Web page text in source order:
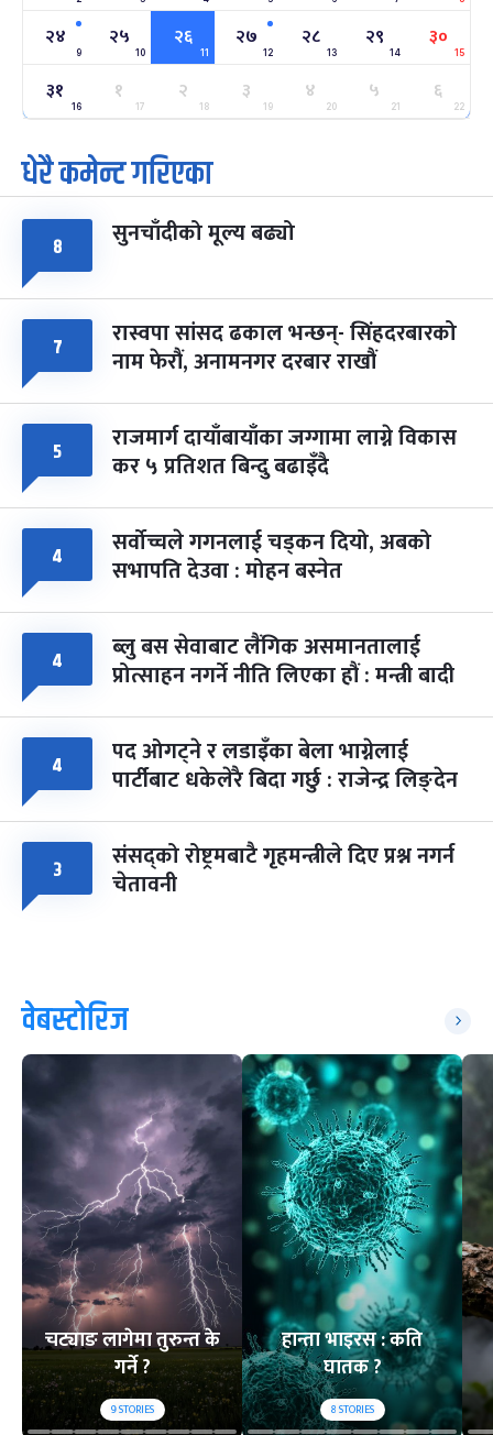
सोम
अन्तराष्ट्रिय नारी दिवस
फाल्गुन २४, २०८३- Mar 8, 2027
२५
मंगल
ग्याल्पो ल्होसार
फाल्गुन २५, २०८३ Mar 9, 2027
७ महिना बाँकी
७
आइत
पूर्णिमा व्रत
चैत्र ७, २०८३-Mar 21, 2027
८
सोम
फागुपूर्णिमा
२४
9
२५
10
२६
11
२७
12
२८
13
२९
14
३०
15
३१
16
१
17
२
18
३
19
४
20
५
21
६
22
धेरै कमेन्ट गरिएका
८ सुनचाँदीको मूल्य बढ्यो
७ रास्वपा सांसद ढकाल भन्छन्- सिंहदरबारको
नाम फेरौं, अनामनगर दरबार राखौं
५ राजमार्ग दायाँबायाँका जग्गामा लाग्ने विकास
कर ५ प्रतिशत बिन्दु बढाइँदै
४ सर्वोच्चले गगनलाई चड्कन दियो, अबको
सभापति देउवा : मोहन बस्नेत
४ ब्लु बस सेवाबाट लैंगिक असमानतालाई
प्रोत्साहन नगर्ने नीति लिएका हौं : मन्त्री बादी
४ पद ओगट्ने र लडाइँका बेला भाग्नेलाई
पार्टीबाट धकेलेरै बिदा गर्छु : राजेन्द्र लिङ्देन
३ संसद्को रोष्ट्रमबाटै गृहमन्त्रीले दिए प्रश्न नगर्न
चेतावनी
वेबस्टोरिज
चट्याङ लागेमा तुरुन्त के
गर्ने ?
9STORIES
हान्ता भाइरस : कति
घातक ?
8STORIES